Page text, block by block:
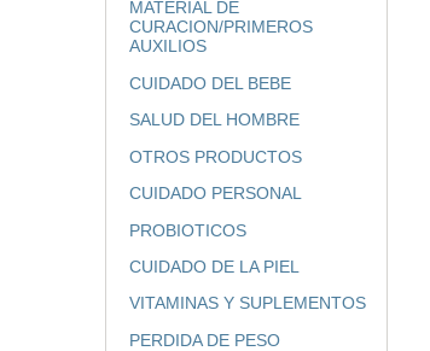
MATERIAL DE
CURACION/PRIMEROS
AUXILIOS
CUIDADO DEL BEBE
SALUD DEL HOMBRE
OTROS PRODUCTOS
CUIDADO PERSONAL
PROBIOTICOS
CUIDADO DE LA PIEL
VITAMINAS Y SUPLEMENTOS
PERDIDA DE PESO